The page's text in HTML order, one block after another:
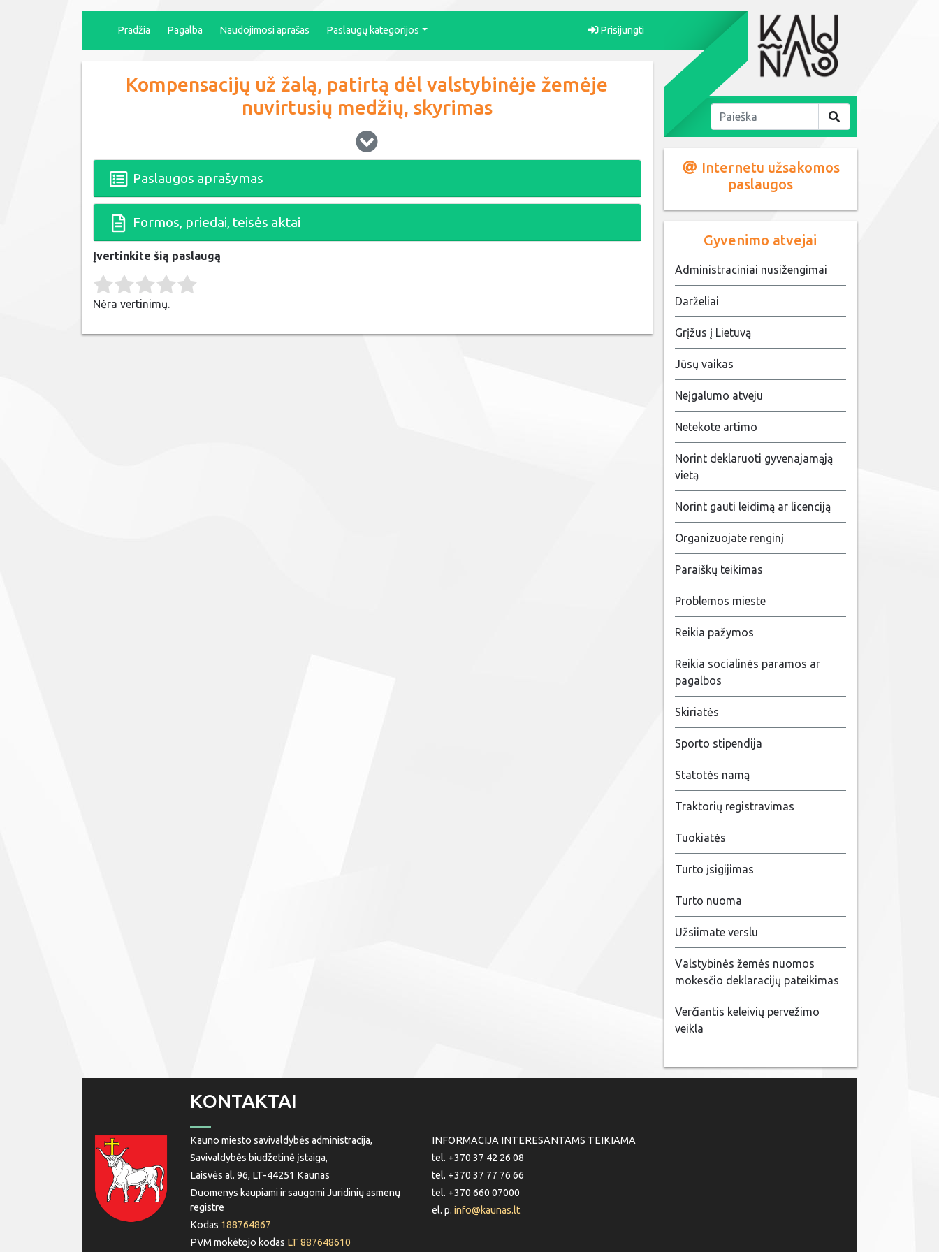
Pradžia Pagalba Naudojimosi aprašas Paslaugų kategorijos Prisijungti
Kompensacijų už žalą, patirtą dėl valstybinėje žemėje
nuvirtusių medžių, skyrimas
Paslaugos aprašymas
Formos, priedai, teisės aktai
Įvertinkite šią paslaugą
Rate this item:
Nėra vertinimų.
Internetu užsakomos
paslaugos
Gyvenimo atvejai
Administraciniai nusižengimai
Darželiai
Grįžus į Lietuvą
Jūsų vaikas
Neįgalumo atveju
Netekote artimo
Norint deklaruoti gyvenajamąją
vietą
Norint gauti leidimą ar licenciją
Organizuojate renginį
Paraiškų teikimas
Problemos mieste
Reikia pažymos
Reikia socialinės paramos ar
pagalbos
Skiriatės
Sporto stipendija
Statotės namą
Traktorių registravimas
Tuokiatės
Turto įsigijimas
Turto nuoma
Užsiimate verslu
Valstybinės žemės nuomos
mokesčio deklaracijų pateikimas
Verčiantis keleivių pervežimo
veikla
KONTAKTAI
Kauno miesto savivaldybės administracija,
Savivaldybės biudžetinė įstaiga,
Laisvės al. 96, LT-44251 Kaunas
Duomenys kaupiami ir saugomi Juridinių asmenų
registre
Kodas 188764867
PVM mokėtojo kodas LT 887648610
INFORMACIJA INTERESANTAMS TEIKIAMA
tel. +370 37 42 26 08
tel. +370 37 77 76 66
tel. +370 660 07000
el. p. info@kaunas.lt